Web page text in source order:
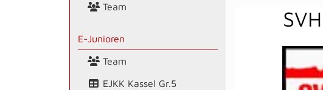
Team
E-Junioren
Team
EJKK Kassel Gr.5